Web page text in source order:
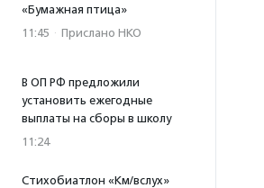
«Бумажная птица»
11:45 · Прислано НКО
В ОП РФ предложили
установить ежегодные
выплаты на сборы в школу
11:24
Стихобиатлон «Км/вслух»